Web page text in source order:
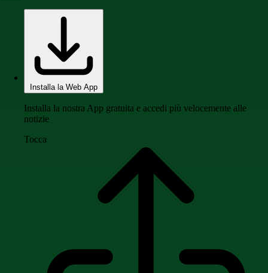
Installa la Web App
Installa la nostra App gratuita e accedi più velocemente alle
notizie
Tocca